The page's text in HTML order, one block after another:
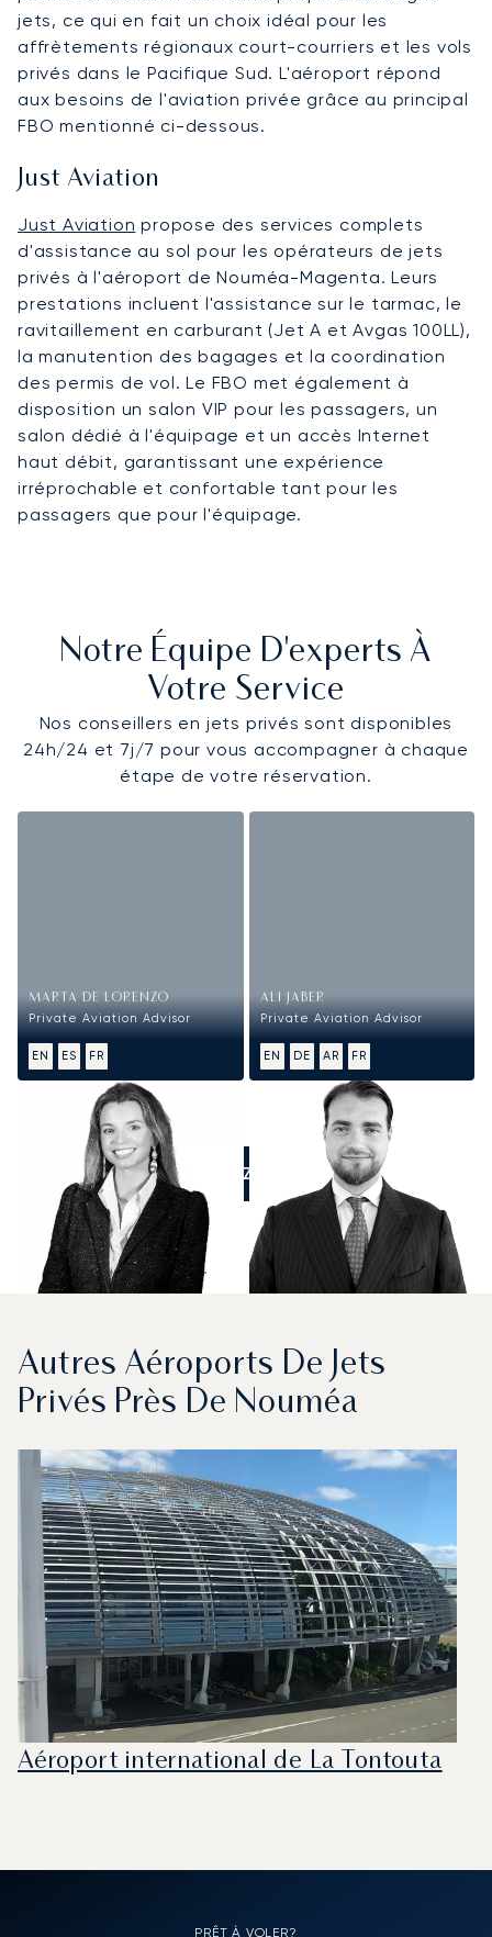
jets, ce qui en fait un choix idéal pour les
affrètements régionaux court-courriers et les vols
privés dans le Pacifique Sud. L'aéroport répond
aux besoins de l'aviation privée grâce au principal
FBO mentionné ci-dessous.
Just Aviation
Just Aviation propose des services complets
d'assistance au sol pour les opérateurs de jets
privés à l'aéroport de Nouméa-Magenta. Leurs
prestations incluent l'assistance sur le tarmac, le
ravitaillement en carburant (Jet A et Avgas 100LL),
la manutention des bagages et la coordination
des permis de vol. Le FBO met également à
disposition un salon VIP pour les passagers, un
salon dédié à l'équipage et un accès Internet
haut débit, garantissant une expérience
irréprochable et confortable tant pour les
passagers que pour l'équipage.
Notre Équipe D'experts À
Votre Service
Nos conseillers en jets privés sont disponibles
24h/24 et 7j/7 pour vous accompagner à chaque
étape de votre réservation.
MARTA DE LORENZO
Private Aviation Advisor
EN ES FR
ALI JABER
Private Aviation Advisor
EN DE AR FR
APPELEZ-NOUS
Autres Aéroports De Jets
Privés Près De Nouméa
Aéroport international de La Tontouta
PRÊT À VOLER?